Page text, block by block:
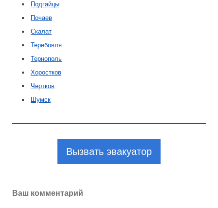
Подгайцы
Почаев
Скалат
Теребовля
Тернополь
Хоростков
Чертков
Шумск
Вызвать эвакуатор
Ваш комментарий